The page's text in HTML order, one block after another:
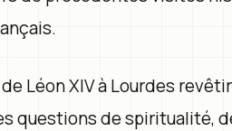
Léon XIV à Lourdes
questions de spiritualité,